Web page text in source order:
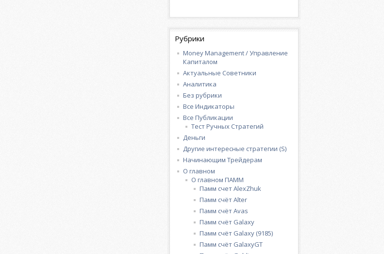
Рубрики
Money Management / Управление
Капиталом
Актуальные Советники
Аналитика
Без рубрики
Все Индикаторы
Все Публикации
Тест Ручных Стратегий
Деньги
Другие интересные стратегии (S)
Начинающим Трейдерам
О главном
О главном ПАММ
Памм счет AlexZhuk
Памм счёт Alter
Памм счёт Avas
Памм счёт Galaxy
Памм счёт Galaxy (9185)
Памм счёт GalaxyGT